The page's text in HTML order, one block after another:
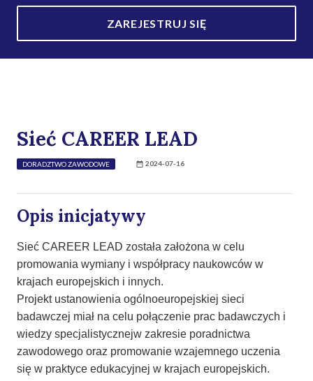
ZAREJESTRUJ SIĘ
Sieć CAREER LEAD
DORADZTWO ZAWODOWE 2024-07-16
Opis inicjatywy
Sieć CAREER LEAD została założona w celu
promowania wymiany i współpracy naukowców w
krajach europejskich i innych.
Projekt ustanowienia ogólnoeuropejskiej sieci
badawczej miał na celu połączenie prac badawczych i
wiedzy specjalistycznejw zakresie poradnictwa
zawodowego oraz promowanie wzajemnego uczenia
się w praktyce edukacyjnej w krajach europejskich.